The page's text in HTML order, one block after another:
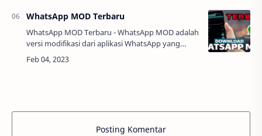
WhatsApp MOD Terbaru
WhatsApp MOD Terbaru - WhatsApp MOD adalah
versi modifikasi dari aplikasi WhatsApp yang
menawarkan fitur dan fungsi tambahan yang
tidak tersedia dalam versi asli. Terbaru…
Posting Komentar